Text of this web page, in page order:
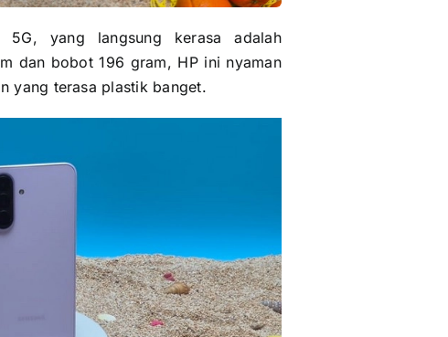
yang langsung kerasa adalah
dan bobot 196 gram, HP ini nyaman
yang terasa plastik banget.